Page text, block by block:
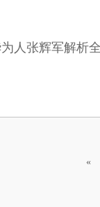
人张辉军解析
«